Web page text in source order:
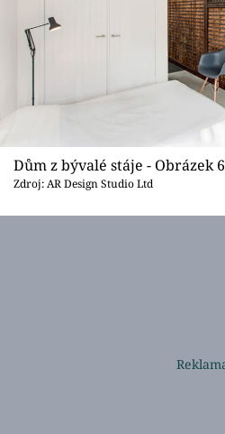
Dům z bývalé stáje - Obrázek 6
Zdroj: AR Design Studio Ltd